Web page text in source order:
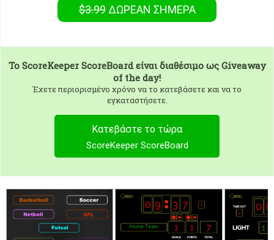
$3.99 ΔΩΡΕΑΝ ΣΉΜΕΡΑ
To ScoreKeeper ScoreBoardείναι διαθέσιμο ως Giveaway
of the day!
Έχετε περιορισμένο χρόνο να το κατεβάσετε και να το
εγκαταστήσετε.
Κατεβάστε το τώρα
ScoreKeeper ScoreBoard